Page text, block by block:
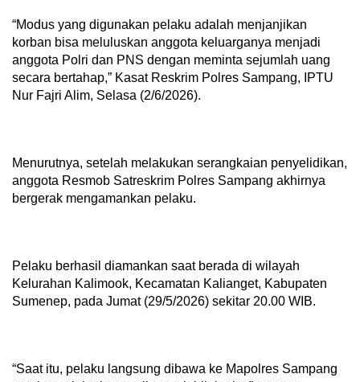
“Modus yang digunakan pelaku adalah menjanjikan
korban bisa meluluskan anggota keluarganya menjadi
anggota Polri dan PNS dengan meminta sejumlah uang
secara bertahap,” Kasat Reskrim Polres Sampang, IPTU
Nur Fajri Alim, Selasa (2/6/2026).
Menurutnya, setelah melakukan serangkaian penyelidikan,
anggota Resmob Satreskrim Polres Sampang akhirnya
bergerak mengamankan pelaku.
Pelaku berhasil diamankan saat berada di wilayah
Kelurahan Kalimook, Kecamatan Kalianget, Kabupaten
Sumenep, pada Jumat (29/5/2026) sekitar 20.00 WIB.
“Saat itu, pelaku langsung dibawa ke Mapolres Sampang